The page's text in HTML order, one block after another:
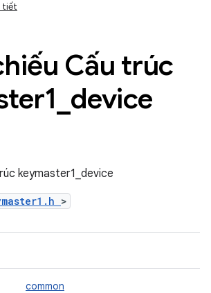
tiết
Cấu trúc
device
keymaster1_device
>
common